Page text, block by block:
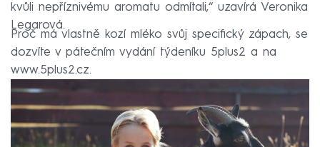
kvůli nepříznivému aromatu odmítali,“ uzavírá Veronika
Legarová.
Proč má vlastně kozí mléko svůj specifický zápach, se
dozvíte v pátečním vydání týdeníku 5plus2 a na
www.5plus2.cz.